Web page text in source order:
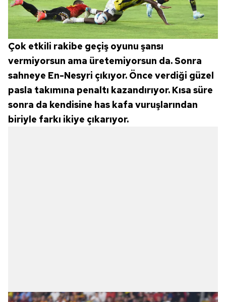
ilgili mevzuata uygun olarak kullanılan çerezlerle ilgili bilgi
almak için lütfentıklayınız.
Çok etkili rakibe geçiş oyunu şansı
vermiyorsun ama üretemiyorsun da. Sonra
sahneye En-Nesyri çıkıyor. Önce verdiği güzel
pasla takımına penaltı kazandırıyor. Kısa süre
sonra da kendisine has kafa vuruşlarından
biriyle farkı ikiye çıkarıyor.